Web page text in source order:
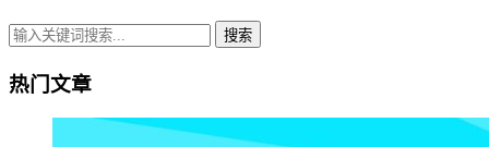
搜索
热门文章